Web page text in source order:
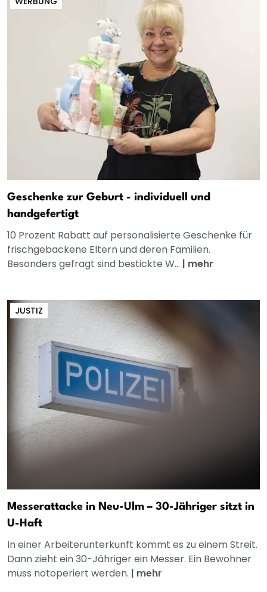
Geschenke zur Geburt - individuell und
handgefertigt
10 Prozent Rabatt auf personalisierte Geschenke für
frischgebackene Eltern und deren Familien.
Besonders gefragt sind bestickte W... | mehr
JUSTIZ
Messerattacke in Neu-Ulm – 30-Jähriger sitzt in
U-Haft
In einer Arbeiterunterkunft kommt es zu einem Streit.
Dann zieht ein 30-Jähriger ein Messer. Ein Bewohner
muss notoperiert werden. | mehr